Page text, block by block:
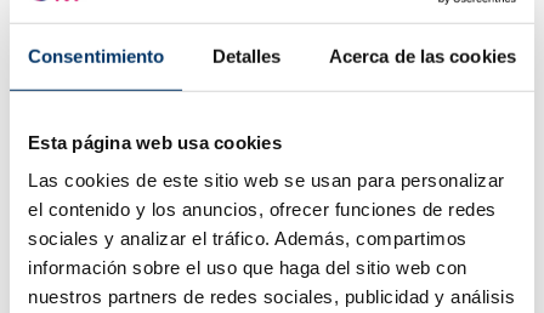
Consentimiento Detalles Acerca de las cookies
Esta página web usa cookies
Las cookies de este sitio web se usan para personalizar
el contenido y los anuncios, ofrecer funciones de redes
sociales y analizar el tráfico. Además, compartimos
información sobre el uso que haga del sitio web con
nuestros partners de redes sociales, publicidad y análisis
Enfermedades hereditarias